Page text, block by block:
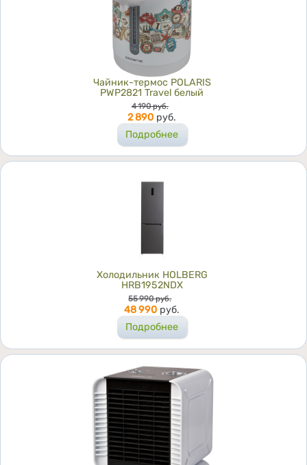
Чайник-термос POLARIS
PWP2821 Travel белый
Цена
4 190 руб.
2 890 руб.
Подробнее
Холодильник HOLBERG
HRB1952NDX
Цена
55 990 руб.
48 990 руб.
Подробнее